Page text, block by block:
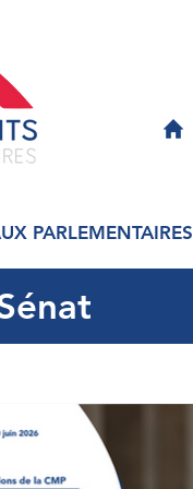
PARLEMENTAIRES